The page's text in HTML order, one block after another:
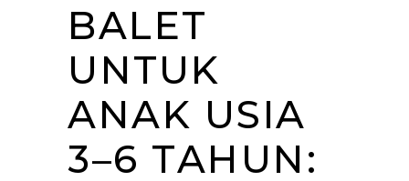
BALET
UNTUK
ANAK USIA
3–6 TAHUN: